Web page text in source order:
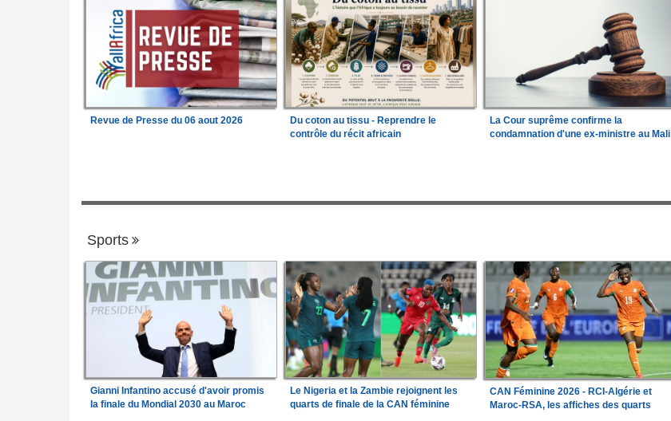
Revue de Presse du 06 aout 2026
Du coton au tissu - Reprendre le
contrôle du récit africain
La Cour suprême confirme la
condamnation d'une ex-ministre au Mali
Sports
Gianni Infantino accusé d'avoir promis
la finale du Mondial 2030 au Maroc
Le Nigeria et la Zambie rejoignent les
quarts de finale de la CAN féminine
CAN Féminine 2026 - RCI-Algérie et
Maroc-RSA, les affiches des quarts